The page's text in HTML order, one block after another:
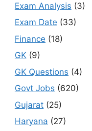
Exam Analysis (3)
Exam Date (33)
Finance (18)
GK (9)
GK Questions (4)
Govt Jobs (620)
Gujarat (25)
Haryana (27)